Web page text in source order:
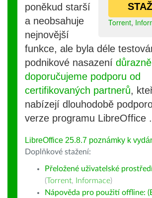
Torrent,
poněkud starší
a neobsahuje
nejnovější
funkce, ale byla déle
podnikové nasazení důrazně
doporučujeme podporu od
certifikovaných partnerů,
nabízejí dlouhodobě
verze programu LibreOffice .
LibreOffice 25.8.7 poznámky k
Doplňkové stažení:
Přeložené uživatelské
(Torrent, Informace)
Nápověda pro použití offline: